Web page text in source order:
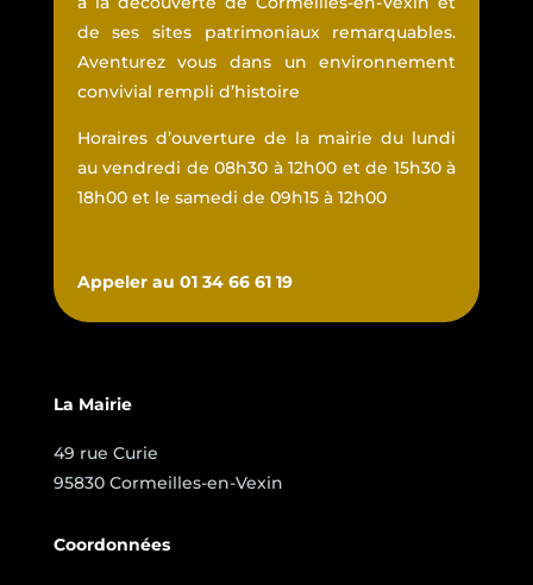
de ses sites patrimoniaux remarquables.
Aventurez vous dans un environnement
convivial rempli d’histoire
Horaires d’ouverture de la mairie du lundi
au vendredi de 08h30 à 12h00 et de 15h30 à
18h00 et le samedi de 09h15 à 12h00
Appeler au 01 34 66 61 19
La Mairie
49 rue Curie
95830 Cormeilles-en-Vexin
Coordonnées